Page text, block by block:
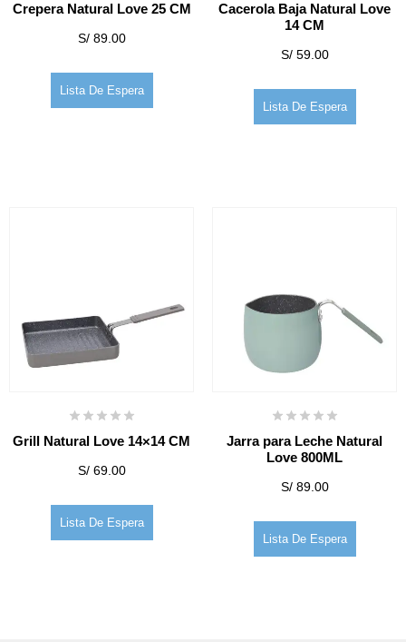
Crepera Natural Love 25 CM
S/89.00
Lista De Espera
Cacerola Baja Natural Love
14 CM
S/59.00
Lista De Espera
Grill Natural Love 14×14 CM
S/69.00
Lista De Espera
Jarra para Leche Natural
Love 800ML
S/89.00
Lista De Espera